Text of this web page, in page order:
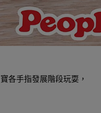
各手指發展階段玩耍，